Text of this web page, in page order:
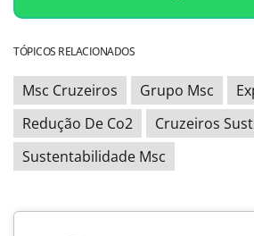
TÓPICOS RELACIONADOS
Msc Cruzeiros Grupo Msc
Redução De Co2
Cruzeiros
Sustentabilidade Msc